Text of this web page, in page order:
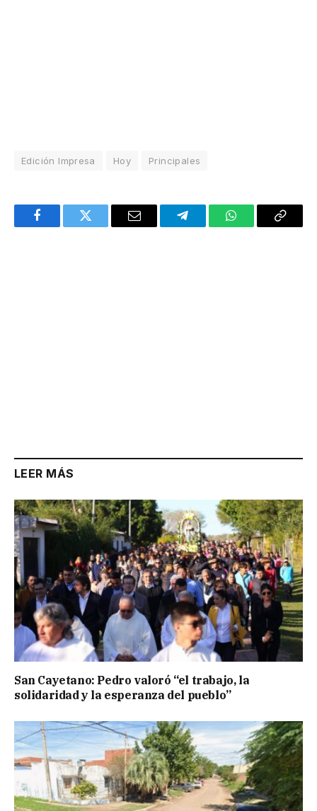
Edición Impresa Hoy Principales
FacebookTwitter Email TelegramWhatsAppCopy
LEER MÁS
San Cayetano: Pedro valoró “el trabajo, la
solidaridad y la esperanza del pueblo”